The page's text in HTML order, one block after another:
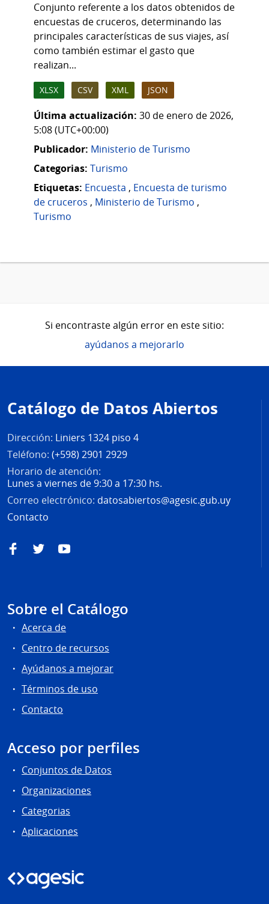
Conjunto referente a los datos obtenidos de
encuestas de cruceros, determinando las
principales características de sus viajes, así
como también estimar el gasto que
realizan...
XLSX CSV XML JSON
Última actualización: 30 de enero de 2026,
5:08 (UTC+00:00)
Publicador: Ministerio de Turismo
Categorias: Turismo
Etiquetas: Encuesta , Encuesta de turismo
de cruceros , Ministerio de Turismo ,
Turismo
Si encontraste algún error en este sitio:
ayúdanos a mejorarlo
de
página
Catálogo de Datos Abiertos
Dirección: Liniers 1324 piso 4
Teléfono: (+598) 2901 2929
Horario de atención:
Lunes a viernes de 9:30 a 17:30 hs.
Correo electrónico: datosabiertos@agesic.gub.uy
Contacto
FacebookTwitterYouTube
Sobre el Catálogo
Acerca de
Centro de recursos
Ayúdanos a mejorar
Términos de uso
Contacto
Acceso por perfiles
Conjuntos de Datos
Organizaciones
Categorias
Aplicaciones